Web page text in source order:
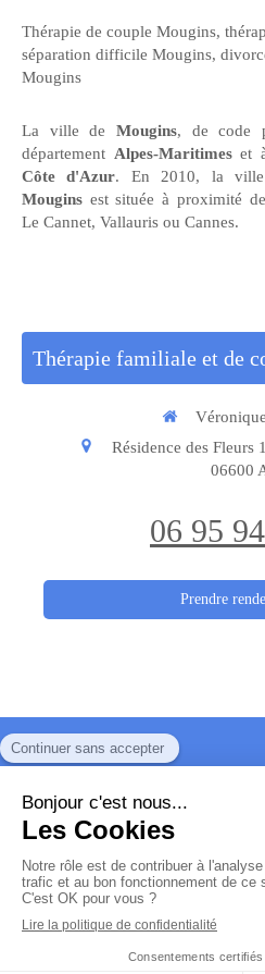
Thérapie de couple Mougins,
séparation difficile Mougins,
Mougins
La ville de Mougins, de code
département Alpes-Maritimeset
Côte d'Azur. En 2010, la ville
Mougins est située à proximité
Le Cannet, Vallauris ou Cannes.
Thérapie familiale et de
Résidence des Fleurs
06600
06 95
Prendre
© Véronique Gengler -
Thérapie familiale et de
Création et référencement du site par